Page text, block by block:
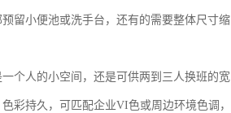
留小便池或洗手台，还有的需要整体尺寸缩
个人的小空间，还是可供两到三人换班的宽
彩持久，可匹配企业VI色或周边环境色调，